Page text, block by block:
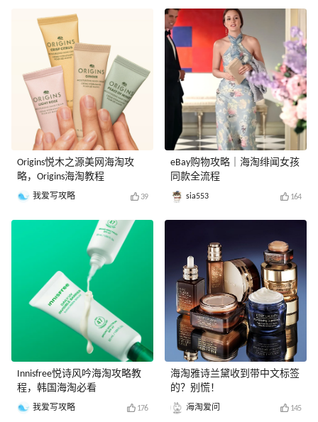
Origins悦木之源美网海淘攻
略，Origins海淘教程
我爱写攻略 39
Innisfree悦诗风吟海淘攻略教
程，韩国海淘必看
我爱写攻略 176
eBay购物攻略｜海淘绯闻女孩
同款全流程
sia553 164
海淘雅诗兰黛收到带中文标签
的？别慌！
海淘爱问 145